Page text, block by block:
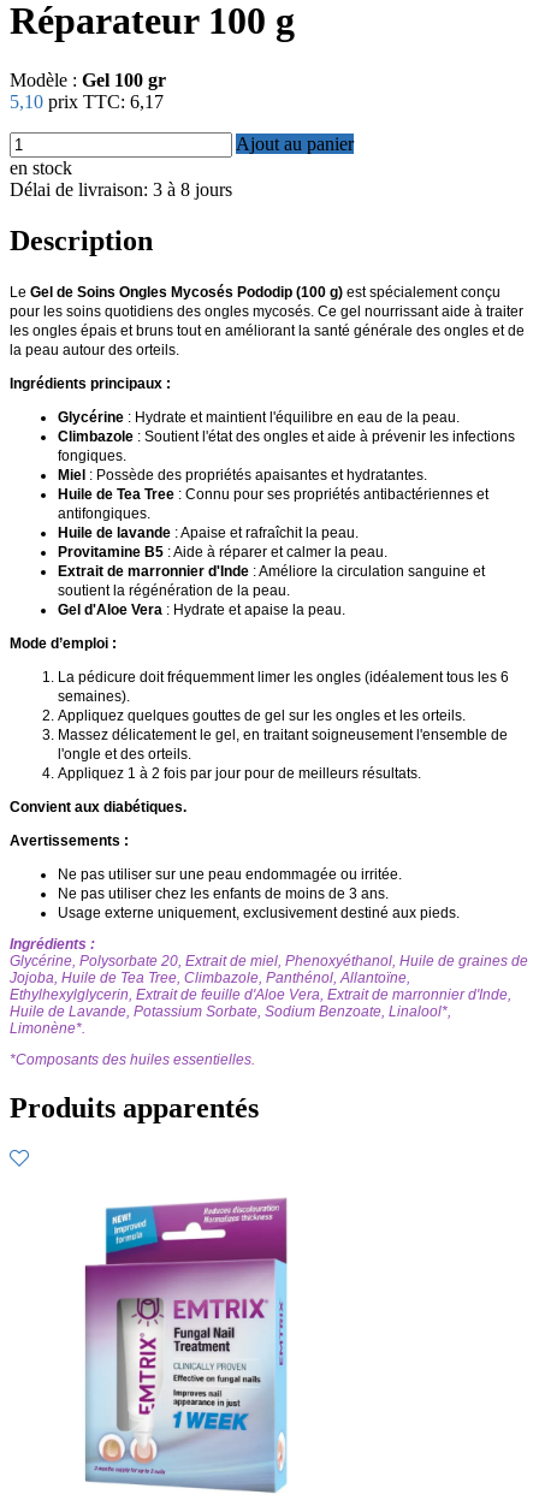
Réparateur 100 g
Modèle : Gel 100 gr
5,10 prix TTC: 6,17
Ajout au panier
en stock
Délai de livraison: 3 à 8 jours
Description
Le Gel de Soins Ongles Mycosés Pododip (100 g) est spécialement conçu
pour les soins quotidiens des ongles mycosés. Ce gel nourrissant aide à traiter
les ongles épais et bruns tout en améliorant la santé générale des ongles et de
la peau autour des orteils.
Ingrédients principaux :
Glycérine : Hydrate et maintient l'équilibre en eau de la peau.
Climbazole : Soutient l'état des ongles et aide à prévenir les infections
fongiques.
Miel : Possède des propriétés apaisantes et hydratantes.
Huile de Tea Tree : Connu pour ses propriétés antibactériennes et
antifongiques.
Huile de lavande : Apaise et rafraîchit la peau.
Provitamine B5 : Aide à réparer et calmer la peau.
Extrait de marronnier d'Inde : Améliore la circulation sanguine et
soutient la régénération de la peau.
Gel d'Aloe Vera : Hydrate et apaise la peau.
Mode d’emploi :
La pédicure doit fréquemment limer les ongles (idéalement tous les 6
semaines).
Appliquez quelques gouttes de gel sur les ongles et les orteils.
Massez délicatement le gel, en traitant soigneusement l'ensemble de
l'ongle et des orteils.
Appliquez 1 à 2 fois par jour pour de meilleurs résultats.
Convient aux diabétiques.
Avertissements :
Ne pas utiliser sur une peau endommagée ou irritée.
Ne pas utiliser chez les enfants de moins de 3 ans.
Usage externe uniquement, exclusivement destiné aux pieds.
Ingrédients :
Glycérine, Polysorbate 20, Extrait de miel, Phenoxyéthanol, Huile de graines de
Jojoba, Huile de Tea Tree, Climbazole, Panthénol, Allantoïne,
Ethylhexylglycerin, Extrait de feuille d'Aloe Vera, Extrait de marronnier d'Inde,
Huile de Lavande, Potassium Sorbate, Sodium Benzoate, Linalool*,
Limonène*.
*Composants des huiles essentielles.
Produits apparentés